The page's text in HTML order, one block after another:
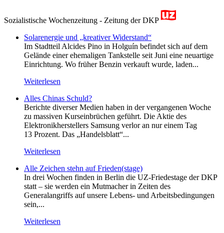
Sozialistische Wochenzeitung - Zeitung der DKP
Solarenergie und „kreativer Widerstand“
Im Stadtteil Alcides Pino in Holguín befindet sich auf dem
Gelände einer ehemaligen Tankstelle seit Juni eine neuartige
Einrichtung. Wo früher Benzin verkauft wurde, laden...
Weiterlesen
Alles Chinas Schuld?
Berichte diverser Medien haben in der vergangenen Woche
zu massiven Kurseinbrüchen geführt. Die Aktie des
Elektronikherstellers Samsung verlor an nur einem Tag
13 Prozent. Das „Handelsblatt“...
Weiterlesen
Alle Zeichen stehn auf Frieden(stage)
In drei Wochen finden in Berlin die UZ-Friedestage der DKP
statt – sie werden ein Mutmacher in Zeiten des
Generalangriffs auf unsere Lebens- und Arbeitsbedingungen
sein,...
Weiterlesen